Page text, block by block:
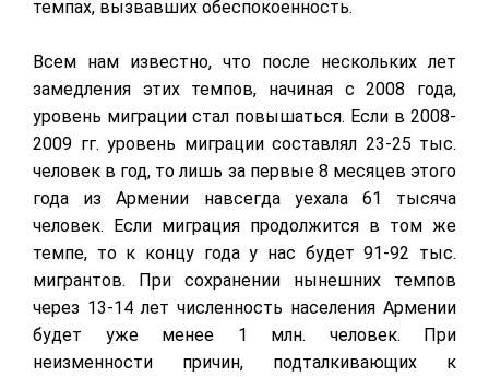
темпах, вызвавших обеспокоенность.
Всем нам известно, что после нескольких лет
замедления этих темпов, начиная с 2008 года,
уровень миграции стал повышаться. Если в 2008-
2009 гг. уровень миграции составлял 23-25 тыс.
человек в год, то лишь за первые 8 месяцев этого
года из Армении навсегда уехала 61 тысяча
человек. Если миграция продолжится в том же
темпе, то к концу года у нас будет 91-92 тыс.
мигрантов. При сохранении нынешних темпов
через 13-14 лет численность населения Армении
будет уже менее 1 млн. человек. При
неизменности причин, подталкивающих к